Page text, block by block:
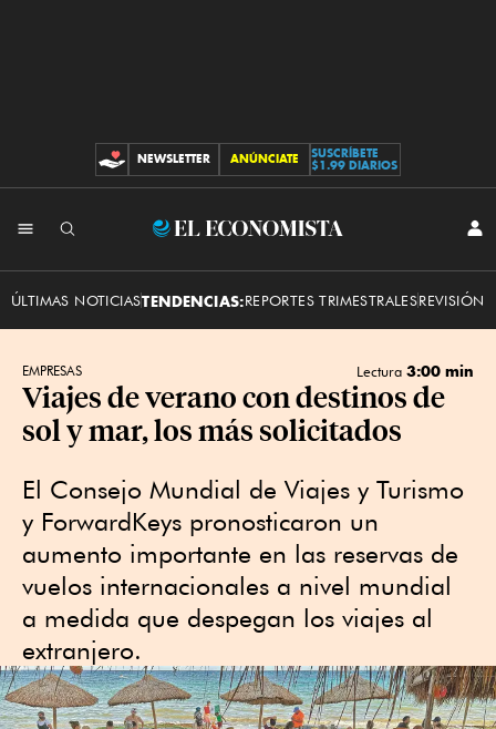
CONTRIBUCIONES
NEWSLETTER ANÚNCIATE
SUSCRÍBETE
$1.99 DIARIOS
El
ÚLTIMAS NOTICIASTENDENCIAS:REPORTES TRIMESTRALESREVISIÓN
EMPRESAS Lectura 3:00 min
Viajes de verano con destinos de
sol y mar, los más solicitados
El Consejo Mundial de Viajes y Turismo
y ForwardKeys pronosticaron un
aumento importante en las reservas de
vuelos internacionales a nivel mundial
a medida que despegan los viajes al
extranjero.